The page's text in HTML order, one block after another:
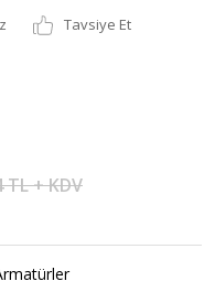
Tavsiye Et
TL + KDV